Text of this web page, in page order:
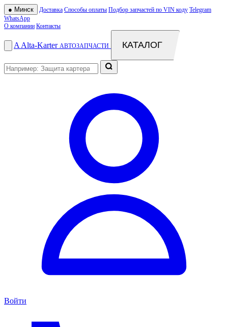
● Минск Доставка Способы оплаты Подбор запчастей по VIN коду Telegram
WhatsApp
О компании Контакты
A Alta-Karter АВТОЗАПЧАСТИ КАТАЛОГ
Войти